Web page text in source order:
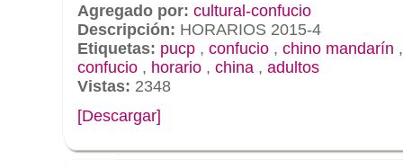
Agregado por: cultural-confucio
Descripción: HORARIOS 2015-4
Etiquetas: pucp , confucio , chino mandarín
confucio , horario , china , adultos
Vistas: 2348
[Descargar]